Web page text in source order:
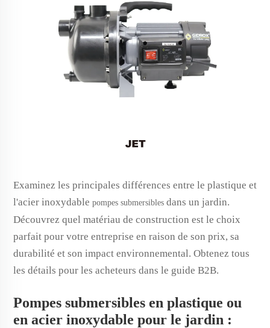
Examinez les principales différences entre le plastique et
l'acier inoxydable pompes submersibles dans un jardin.
Découvrez quel matériau de construction est le choix
parfait pour votre entreprise en raison de son prix, sa
durabilité et son impact environnemental. Obtenez tous
les détails pour les acheteurs dans le guide B2B.
Pompes submersibles en plastique ou
en acier inoxydable pour le jardin :